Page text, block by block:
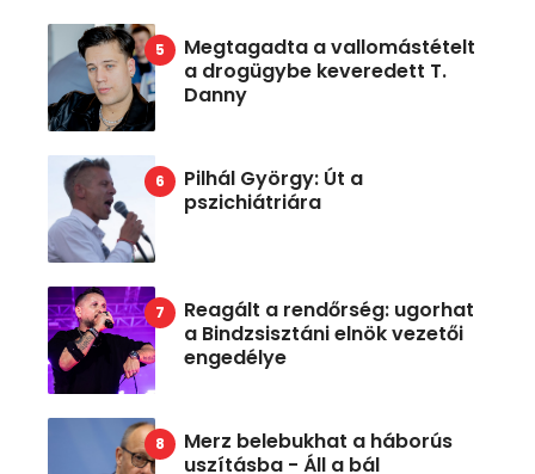
Megtagadta a vallomástételt
a drogügybe keveredett T.
Danny
Pilhál György: Út a
pszichiátriára
Reagált a rendőrség: ugorhat
a Bindzsisztáni elnök vezetői
engedélye
Merz belebukhat a háborús
uszításba - Áll a bál